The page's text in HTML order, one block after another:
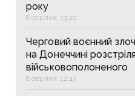
року
6 серпня, 13:20
Черговий воєнний
на Донеччині
військовополоненого
6 серпня, 12:43